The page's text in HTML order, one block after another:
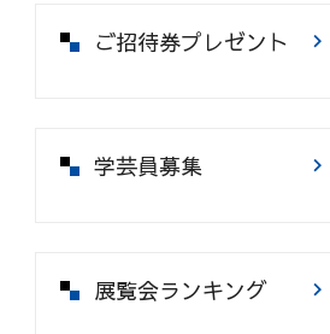
ご招待券プレゼント
学芸員募集
展覧会ランキング